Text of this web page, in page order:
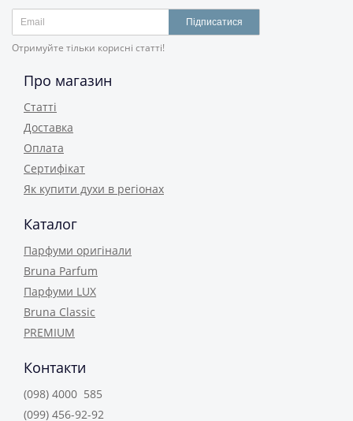
Підписатися
Отримуйте тільки корисні статті!
Про магазин
Статті
Доставка
Оплата
Сертифікат
Як купити духи в регіонах
Каталог
Парфуми оригінали
Bruna Parfum
Парфуми LUX
Bruna Classic
PREMIUM
Контакти
(098) 4000 585
(099) 456-92-92